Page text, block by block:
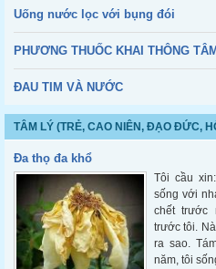
Uống nước lọc với bụng đói
PHƯƠNG THUỐC KHAI THÔNG
ĐAU TIM VÀ NƯỚC
TÂM LÝ (TRẺ, CAO NIÊN, ĐẠO ĐỨC,
Đa thọ đa khổ
Tôi cầu
sống với
chết trước
trước tôi.
ra sao.
năm, tôi